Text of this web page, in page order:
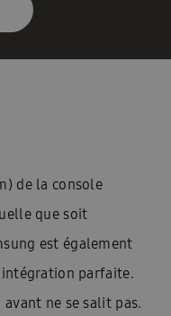
de la console
que soit
est également
parfaite.
ne se salit pas.